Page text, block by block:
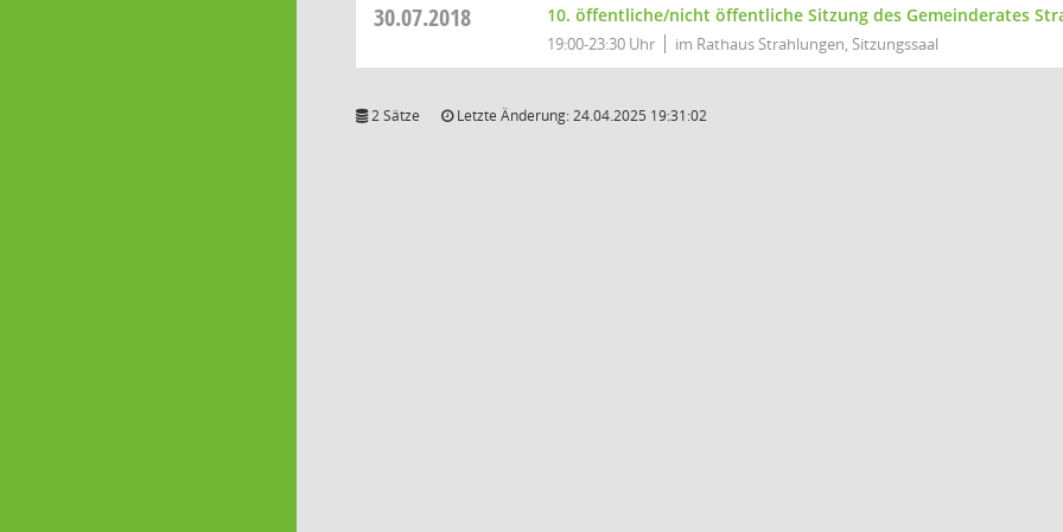
30.07.2018 10. öffentliche/nicht öffentliche Sitzung des Gemeinderates
19:00-23:30 Uhr im Rathaus Strahlungen, Sitzungssaal
2 Sätze Letzte Änderung: 24.04.2025 19:31:02